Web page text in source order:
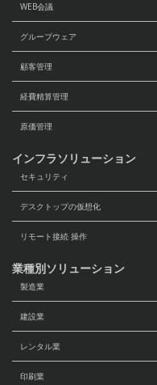
WEB会議
グループウェア
顧客管理
経費精算管理
原価管理
インフラソリューション
セキュリティ
デスクトップの仮想化
リモート接続 操作
業種別ソリューション
製造業
建設業
レンタル業
印刷業